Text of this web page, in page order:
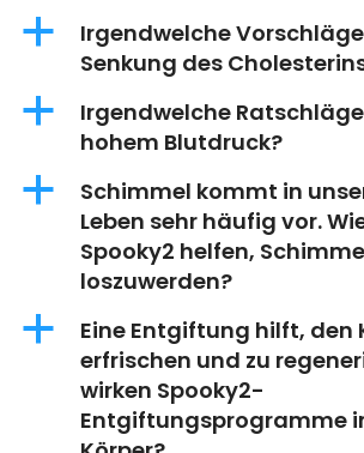
a
Irgendwelche
Senkung des
a
Irgendwelche
hohem Blutdruck?
a
Schimmel kommt in
Leben sehr häufig vor.
Spooky2 helfen,
loszuwerden?
a
Eine Entgiftung hilft, den
erfrischen und zu
wirken Spooky2-
Entgiftungsprogramme